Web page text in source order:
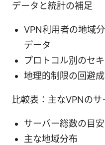
データと統計の補足
VPN利用者の地域
データ
プロトコル別のセ
地理的制限の回避
比較表：主なVPNの
サーバー総数の目安
主な地域分布